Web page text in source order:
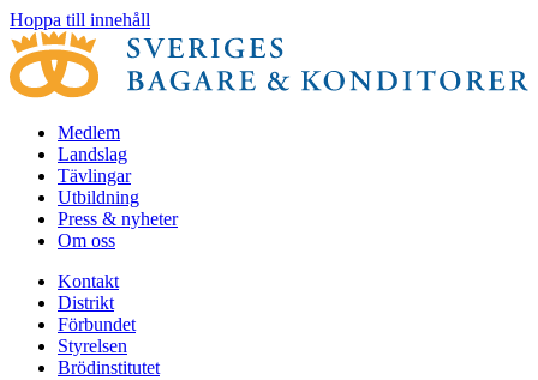
Hoppa till innehåll
Medlem
Landslag
Tävlingar
Utbildning
Press & nyheter
Om oss
Kontakt
Distrikt
Förbundet
Styrelsen
Brödinstitutet